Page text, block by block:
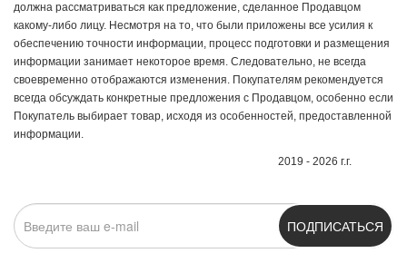
должна рассматриваться как предложение, сделанное Продавцом
какому-либо лицу. Несмотря на то, что были приложены все усилия к
обеспечению точности информации, процесс подготовки и размещения
информации занимает некоторое время. Следовательно, не всегда
своевременно отображаются изменения. Покупателям рекомендуется
всегда обсуждать конкретные предложения с Продавцом, особенно если
Покупатель выбирает товар, исходя из особенностей, предоставленной
информации.
2019 - 2026 г.г.
ПОДПИСАТЬСЯ